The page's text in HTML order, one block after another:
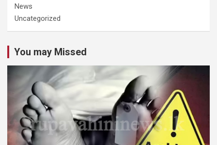
News
Uncategorized
You may Missed